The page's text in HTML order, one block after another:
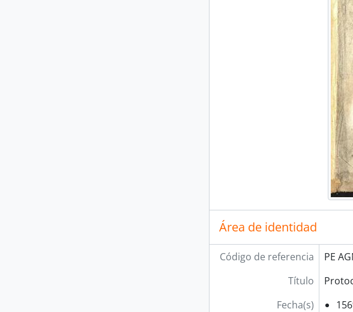
Área de identidad
Código de referencia
PE
Título
Fecha(s)